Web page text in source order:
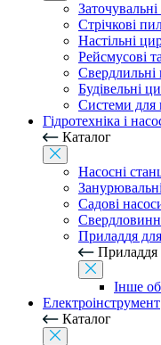
Заточувальні
Стрічкові
Настільні
Рейсмусові
Свердлильні
Будівельні
Системи для
Гідротехніка і
Каталог
Насосні
Садові
Приладдя для
Приладдя
Інше
Електроінструмент
Каталог